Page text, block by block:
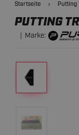
PUTTING
Marke:
Startseite Putting